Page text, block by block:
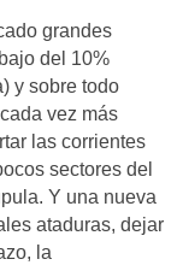
grandes
del 10%
y sobre todo
vez más
las corrientes
sectores del
Y una nueva
ataduras, dejar
la